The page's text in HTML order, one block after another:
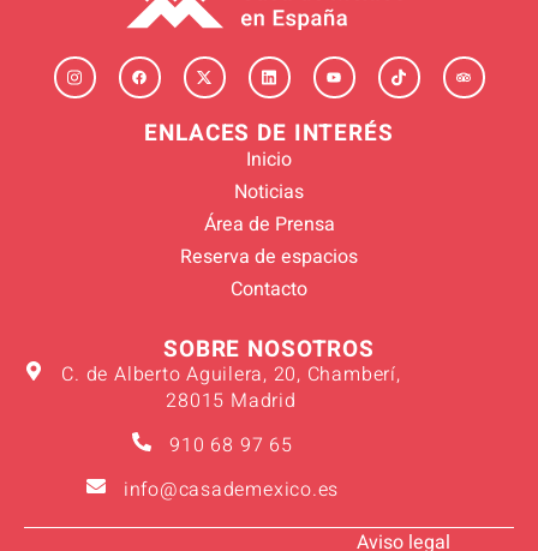
ENLACES DE INTERÉS
Inicio
Noticias
Área de Prensa
Reserva de espacios
Contacto
SOBRE NOSOTROS
C. de Alberto Aguilera, 20, Chamberí,
28015 Madrid
910 68 97 65
info@casademexico.es
Aviso legal